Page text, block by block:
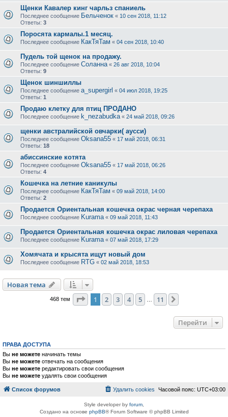
Щенки Кавалер кинг чарльз спаниель
Последнее сообщение Бельченок « 10 сен 2018, 11:12
Ответы: 3
Поросята кармалы.1 месяц.
Последнее сообщение КакТяТам « 04 сен 2018, 10:40
Пудель той щенок на продажу.
Последнее сообщение Соланна « 26 авг 2018, 10:04
Ответы: 9
Щенок шиншиллы
Последнее сообщение a_supergirl « 04 июл 2018, 19:25
Ответы: 1
Продаю клетку для птиц ПРОДАНО
Последнее сообщение k_nezabudka « 24 май 2018, 09:26
щенки австралийской овчарки( аусси)
Последнее сообщение Oksana55 « 17 май 2018, 06:31
Ответы: 18
абиссинские котята
Последнее сообщение Oksana55 « 17 май 2018, 06:26
Ответы: 4
Кошечка на летние каникулы
Последнее сообщение КакТяТам « 09 май 2018, 14:00
Ответы: 2
Продается Ориентальная кошечка окрас черная черепаха
Последнее сообщение Kurama « 09 май 2018, 11:43
Продается Ориентальная кошечка окрас лиловая черепаха
Последнее сообщение Kurama « 07 май 2018, 17:29
Хомячата и крысята ищут новый дом
Последнее сообщение RTG « 02 май 2018, 18:53
Новая тема
468 тем Страница из 11
1 2 3 4 5 11
Перейти
ПРАВА ДОСТУПА
Вы не можете начинать темы
Вы не можете отвечать на сообщения
Вы не можете редактировать свои сообщения
Вы не можете удалять свои сообщения
Список форумов Часовой пояс: UTC+03:00
Удалить cookies
Style developer by forum
Создано на основе phpBB® Forum Software © phpBB Limited